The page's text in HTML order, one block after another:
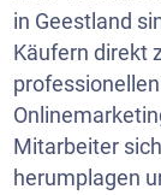
in Geestland
Käufern direkt
Mitarbeiter
herumplagen